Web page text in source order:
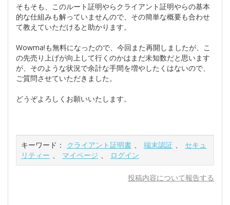
そもそも、このルート証明やらクライアント証明やらの基本
的な仕組みも解っていませんので、その簡単な概要も合わせ
て教えていただけると助かります。
Wowma!も無料になったので、今回また再開しましたが、こ
の先売り上げが向上して行くのかはまだ未知数だと思います
が、そのような状況で余計な手間を増やしたくはないので、
ご質問させていただきました。
どうぞよろしくお願いいたします。
キーワード： クライアント証明書 、 端末認証 、
セキュ
リティー 、 マイページ 、 ログイン
投稿内容について報告する